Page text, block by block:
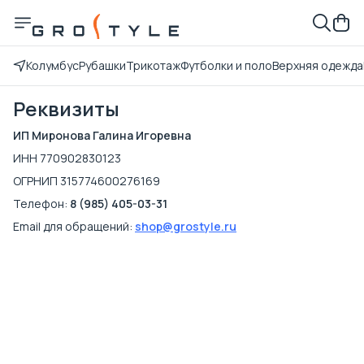
КолумбусРубашкиТрикотажФутболки и полоВерхняя одежда
Реквизиты
ИП Миронова Галина Игоревна
ИНН 770902830123
ОГРНИП 315774600276169
Телефон: 8 (985) 405-03-31
Email для обращений: shop@grostyle.ru